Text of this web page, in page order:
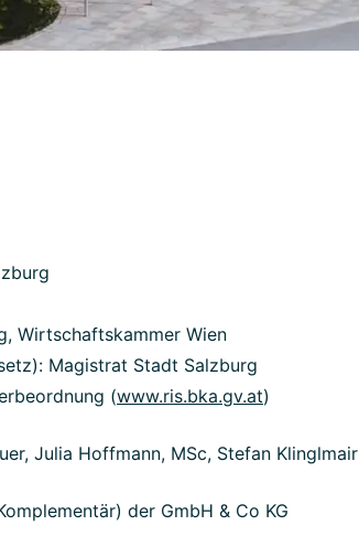
Wirtschaftskammer Wien
Magistrat Stadt Salzburg
(www.ris.bka.gv.at)
Julia Hoffmann, MSc, Stefan Klinglmair
der GmbH & Co KG